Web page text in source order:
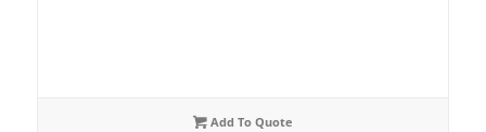
Add To Quote